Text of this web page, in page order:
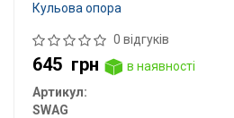
Кульова опора
0 відгуків
645 грн
в наявності
Артикул:
SWAG